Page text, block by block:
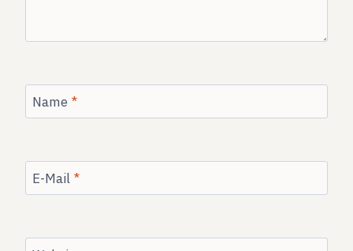
Name *
E-Mail *